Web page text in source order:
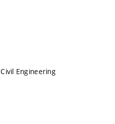
Engineering